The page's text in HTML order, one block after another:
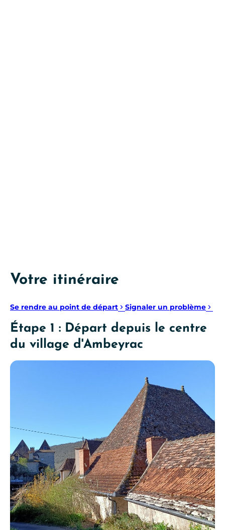
Votre itinéraire
Se rendre au point de départ Signaler un problème
Étape 1 : Départ depuis le centre
du village d'Ambeyrac